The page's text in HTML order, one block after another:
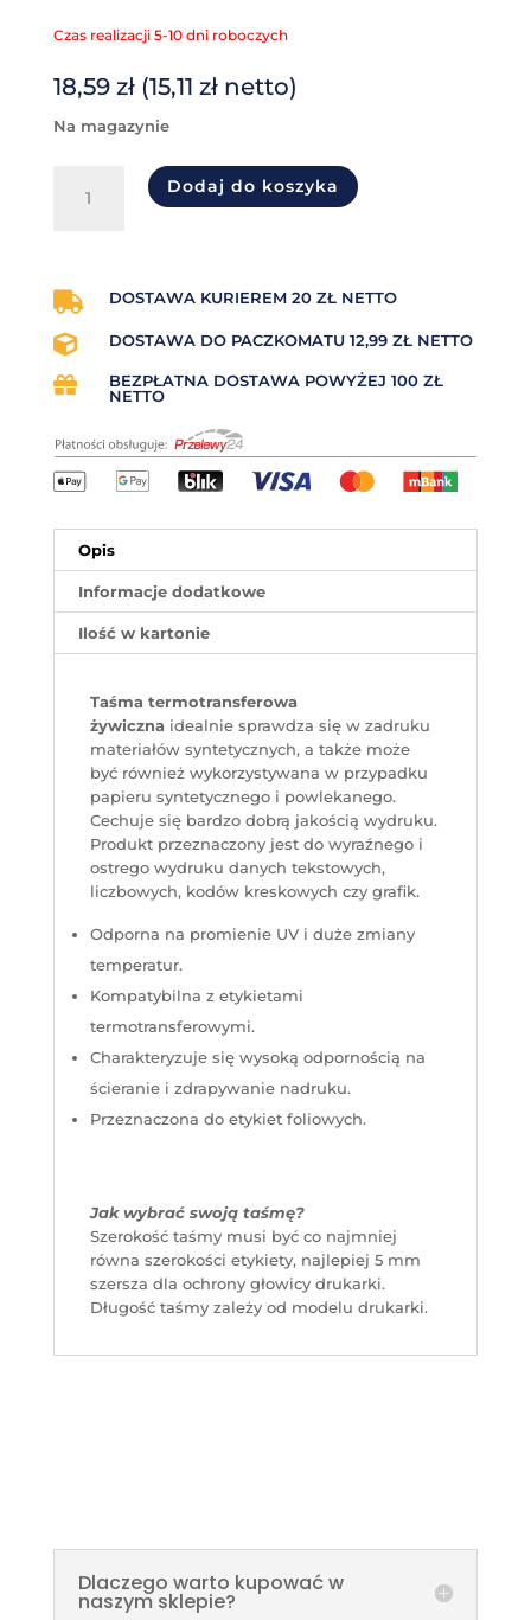
Czas realizacji 5-10 dni roboczych
18,59 zł (15,11 złnetto)
na magazynie
Taśma
84mm
x
74mb
NC
110mm
Premium
Dodaj do koszyka
 DOSTAWA KURIEREM 20 ZŁ NETTO
 DOSTAWA DO PACZKOMATU 12,99 ZŁ NETTO

BEZPŁATNA DOSTAWA POWYŻEJ 100 ZŁ
NETTO
Opis
Informacje dodatkowe
Ilość w kartonie
Taśma termotransferowa
żywiczna idealnie sprawdza się w zadruku
materiałów syntetycznych, a także może
być również wykorzystywana w przypadku
papieru syntetycznego i powlekanego.
Cechuje się bardzo dobrą jakością wydruku.
Produkt przeznaczony jest do wyraźnego i
ostrego wydruku danych tekstowych,
liczbowych, kodów kreskowych czy grafik.
Odporna na promienie UV i duże zmiany
temperatur.
Kompatybilna z etykietami
termotransferowymi.
Charakteryzuje się wysoką odpornością na
ścieranie i zdrapywanie nadruku.
Przeznaczona do etykiet foliowych.
Jak wybrać swoją taśmę?
Szerokość taśmy musi być co najmniej
równa szerokości etykiety, najlepiej 5 mm
szersza dla ochrony głowicy drukarki.
Długość taśmy zależy od modelu drukarki.
Dlaczego warto kupować w
naszym sklepie?